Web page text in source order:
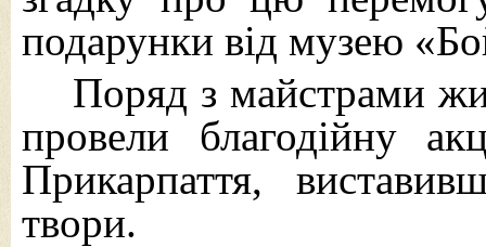
подарунки від музею
Поряд з майстрами
провели благодійну
Прикарпаття,
твори.